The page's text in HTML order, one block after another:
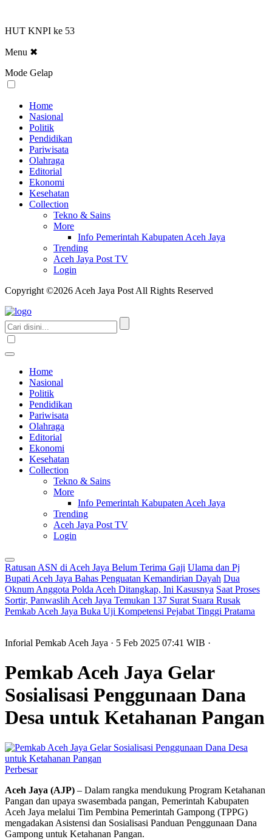
HUT KNPI ke 53
Menu ✖
Mode Gelap
Home
Nasional
Politik
Pendidikan
Pariwisata
Olahraga
Editorial
Ekonomi
Kesehatan
Collection
Tekno & Sains
More
Info Pemerintah Kabupaten Aceh Jaya
Trending
Aceh Jaya Post TV
Login
Copyright ©2026 Aceh Jaya Post All Rights Reserved
Home
Nasional
Politik
Pendidikan
Pariwisata
Olahraga
Editorial
Ekonomi
Kesehatan
Collection
Tekno & Sains
More
Info Pemerintah Kabupaten Aceh Jaya
Trending
Aceh Jaya Post TV
Login
Ratusan ASN di Aceh Jaya Belum Terima Gaji Ulama dan Pj
Bupati Aceh Jaya Bahas Penguatan Kemandirian Dayah Dua
Oknum Anggota Polda Aceh Ditangkap, Ini Kasusnya Saat Proses
Sortir, Panwaslih Aceh Jaya Temukan 137 Surat Suara Rusak
Pemkab Aceh Jaya Buka Uji Kompetensi Pejabat Tinggi Pratama
Inforial Pemkab Aceh Jaya · 5 Feb 2025 07:41 WIB ·
Pemkab Aceh Jaya Gelar
Sosialisasi Penggunaan Dana
Desa untuk Ketahanan Pangan
Perbesar
Aceh Jaya (AJP) – Dalam rangka mendukung Program Ketahanan
Pangan dan upaya swasembada pangan, Pemerintah Kabupaten
Aceh Jaya melalui Tim Pembina Pemerintah Gampong (TPPG)
mengadakan Asistensi dan Sosialisasi Panduan Penggunaan Dana
Gampong untuk Ketahanan Pangan.